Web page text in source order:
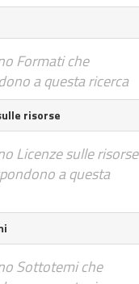
Formati che
a questa ricerca
risorse
Licenze sulle risorse
a questa
Sottotemi che